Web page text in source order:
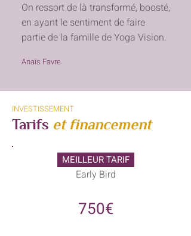
On ressort de là transformé, boosté,
en ayant le sentiment de faire
partie de la famille de Yoga Vision.
Anaïs Favre
INVESTISSEMENT
Tarifs et financement
MEILLEUR TARIF
Early Bird
750€